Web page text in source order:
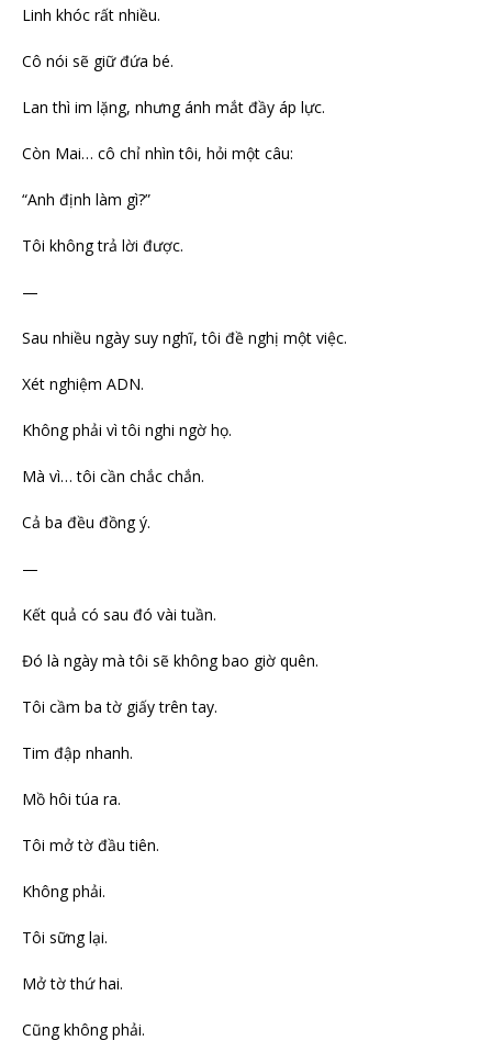
Linh khóc rất nhiều.
Cô nói sẽ giữ đứa bé.
Lan thì im lặng, nhưng ánh mắt đầy áp lực.
Còn Mai… cô chỉ nhìn tôi, hỏi một câu:
“Anh định làm gì?”
Tôi không trả lời được.
—
Sau nhiều ngày suy nghĩ, tôi đề nghị một việc.
Xét nghiệm ADN.
Không phải vì tôi nghi ngờ họ.
Mà vì… tôi cần chắc chắn.
Cả ba đều đồng ý.
—
Kết quả có sau đó vài tuần.
Đó là ngày mà tôi sẽ không bao giờ quên.
Tôi cầm ba tờ giấy trên tay.
Tim đập nhanh.
Mồ hôi túa ra.
Tôi mở tờ đầu tiên.
Không phải.
Tôi sững lại.
Mở tờ thứ hai.
Cũng không phải.